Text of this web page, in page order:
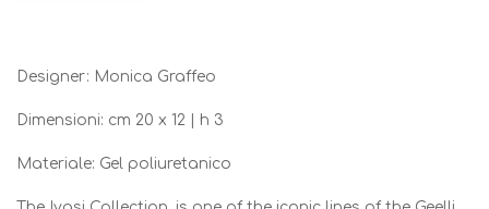
Designer: Monica Graffeo
Dimensioni: cm 20 x 12 | h 3
Materiale: Gel poliuretanico